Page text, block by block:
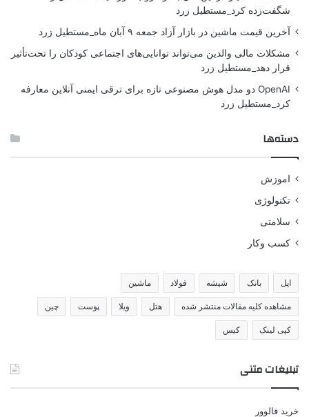
شگفت‌زده کرد_مستطیل زرد
آخرین قیمت ماشین در بازار آزاد جمعه ۹ آبان ماه_مستطیل زرد
مشکلات مالی والدین می‌تواند توانایی‌های اجتماعی کودکان را تحت‌تأثیر
قرار دهد_مستطیل زرد
OpenAI دو مدل هوش مصنوعی تازه برای ترقی ایمنی آنلاین معارفه
کرد_مستطیل زرد
دسته‌ها
اموزش
تکنولوژی
سلامتی
کسب وکار
اپل بانک شیشه فولاد ماشین
مشاهده کلیه مقالات منتشر شده هتل ویلا پوست چین
کپی لینک کیس
تبلیغات متنی
خرید فالوور